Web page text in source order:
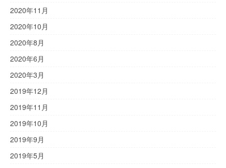
2020年11月
2020年10月
2020年8月
2020年6月
2020年3月
2019年12月
2019年11月
2019年10月
2019年9月
2019年5月